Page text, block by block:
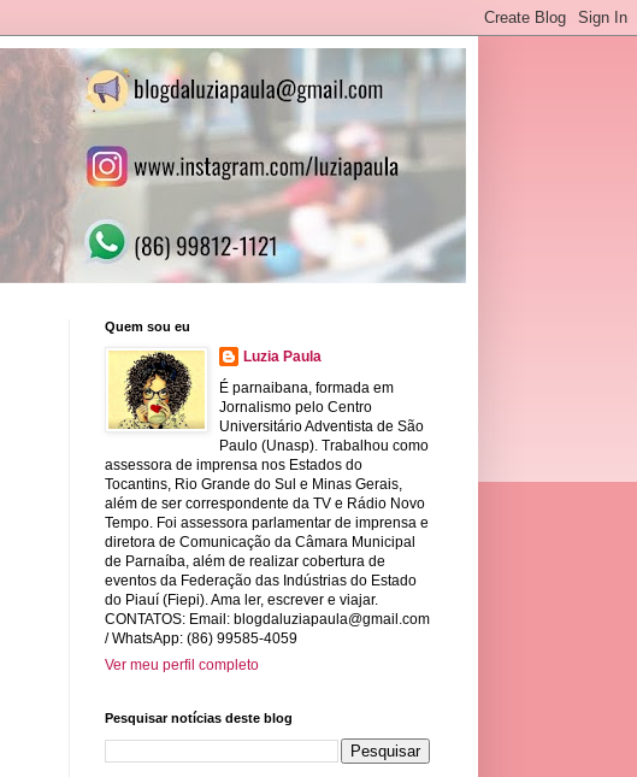
Quem sou eu
Luzia Paula
É parnaibana, formada em
Jornalismo pelo Centro
Universitário Adventista de São
Paulo (Unasp). Trabalhou como
assessora de imprensa nos Estados do
Tocantins, Rio Grande do Sul e Minas Gerais,
além de ser correspondente da TV e Rádio Novo
Tempo. Foi assessora parlamentar de imprensa e
diretora de Comunicação da Câmara Municipal
de Parnaíba, além de realizar cobertura de
eventos da Federação das Indústrias do Estado
do Piauí (Fiepi). Ama ler, escrever e viajar.
CONTATOS: Email: blogdaluziapaula@gmail.com
/ WhatsApp: (86) 99585-4059
Ver meu perfil completo
Pesquisar notícias deste blog